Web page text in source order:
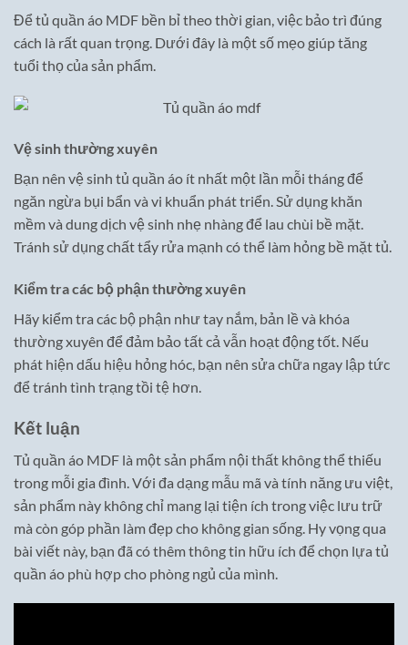
Để tủ quần áo MDF bền bỉ theo thời gian, việc bảo trì đúng
cách là rất quan trọng. Dưới đây là một số mẹo giúp tăng
tuổi thọ của sản phẩm.
Vệ sinh thường xuyên
Bạn nên vệ sinh tủ quần áo ít nhất một lần mỗi tháng để
ngăn ngừa bụi bẩn và vi khuẩn phát triển. Sử dụng khăn
mềm và dung dịch vệ sinh nhẹ nhàng để lau chùi bề mặt.
Tránh sử dụng chất tẩy rửa mạnh có thể làm hỏng bề mặt tủ.
Kiểm tra các bộ phận thường xuyên
Hãy kiểm tra các bộ phận như tay nắm, bản lề và khóa
thường xuyên để đảm bảo tất cả vẫn hoạt động tốt. Nếu
phát hiện dấu hiệu hỏng hóc, bạn nên sửa chữa ngay lập tức
để tránh tình trạng tồi tệ hơn.
Kết luận
Tủ quần áo MDF là một sản phẩm nội thất không thể thiếu
trong mỗi gia đình. Với đa dạng mẫu mã và tính năng ưu việt,
sản phẩm này không chỉ mang lại tiện ích trong việc lưu trữ
mà còn góp phần làm đẹp cho không gian sống. Hy vọng qua
bài viết này, bạn đã có thêm thông tin hữu ích để chọn lựa tủ
quần áo phù hợp cho phòng ngủ của mình.